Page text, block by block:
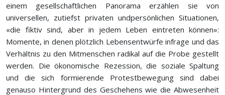
einem gesellschaftlichen Panorama erzählen sie von
universellen, zutiefst privaten undpersönlichen Situationen,
«die fiktiv sind, aber in jedem Leben eintreten können»:
Momente, in denen plötzlich Lebensentwürfe infrage und das
Verhältnis zu den Mitmenschen radikal auf die Probe gestellt
werden. Die ökonomische Rezession, die soziale Spaltung
und die sich formierende Protestbewegung sind dabei
genauso Hintergrund des Geschehens wie die Abwesenheit